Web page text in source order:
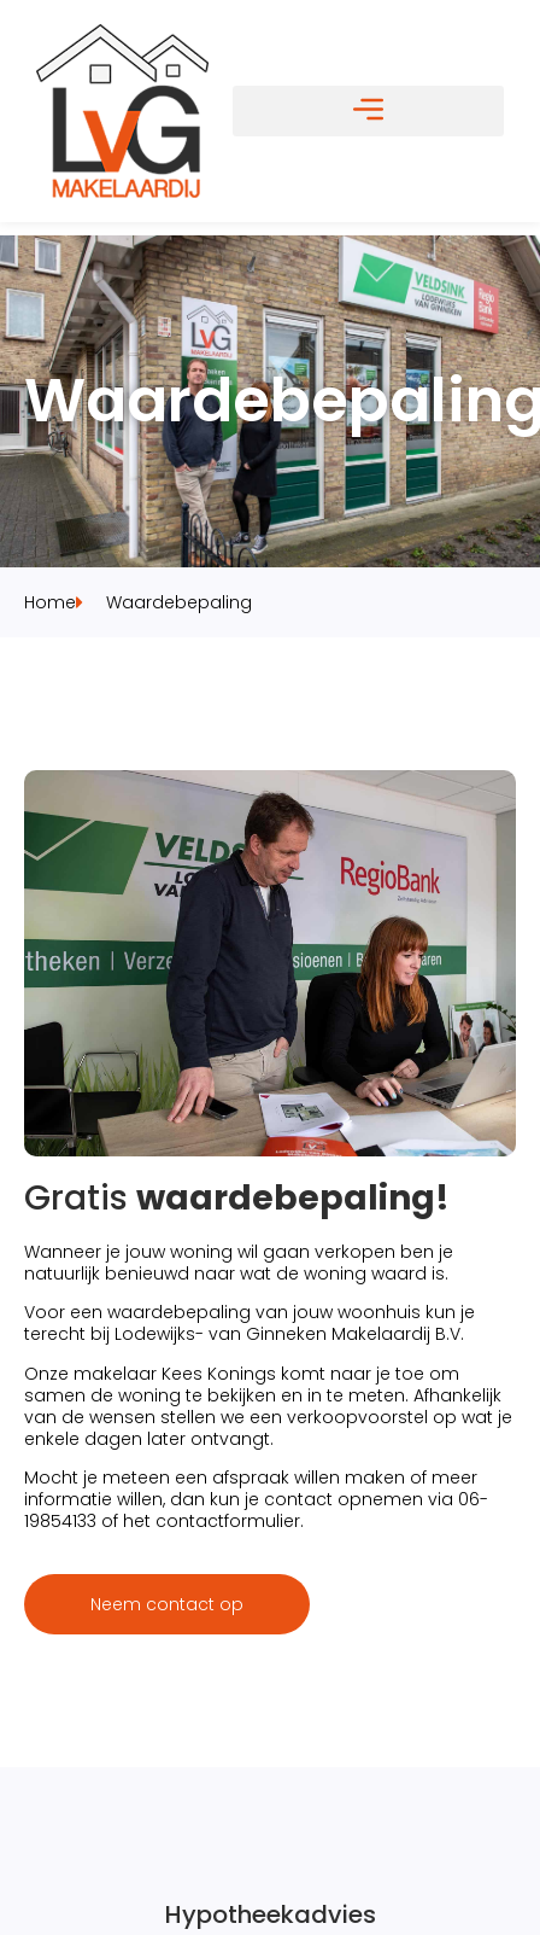
Home Waardebepaling
Gratis waardebepaling!
Wanneer je jouw woning wil gaan verkopen ben je
natuurlijk benieuwd naar wat de woning waard is.
Voor een waardebepaling van jouw woonhuis kun je
terecht bij Lodewijks- van Ginneken Makelaardij B.V.
Onze makelaar Kees Konings komt naar je toe om
samen de woning te bekijken en in te meten. Afhankelijk
van de wensen stellen we een verkoopvoorstel op wat je
enkele dagen later ontvangt.
Mocht je meteen een afspraak willen maken of meer
informatie willen, dan kun je contact opnemen via 06-
19854133 of het contactformulier.
Neem contact op
Hypotheekadvies